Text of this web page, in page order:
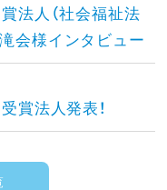
法人（社会福祉法
会様インタビュー
賞法人発表！